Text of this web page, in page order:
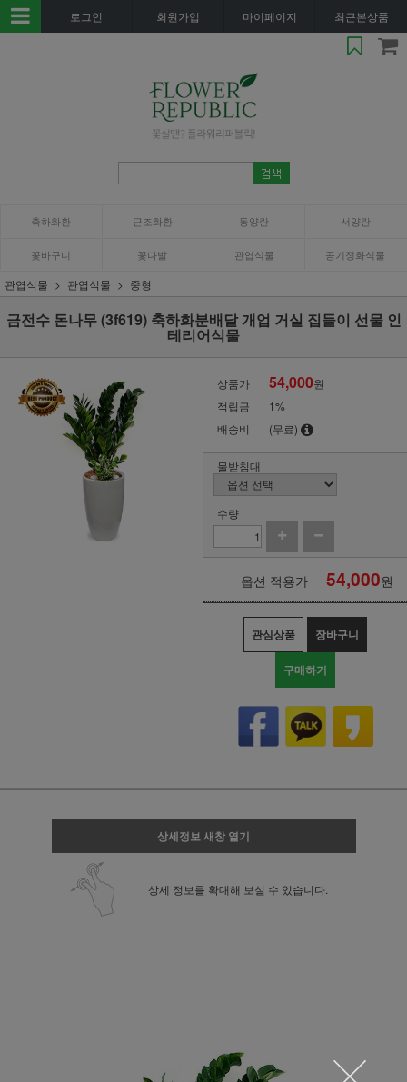
로그인 회원가입 마이페이지 최근본상품
축하화환 근조화환 동양란 서양란
꽃바구니 꽃다발 관엽식물 공기정화식물
관엽식물 관엽식물 중형
금전수 돈나무 (3f619) 축하화분배달 개업 거실 집들이 선물 인
테리어식물
상품가 54,000원
적립금
1%
배송비
(무료)
물받침대
수량
옵션 적용가 54,000원
관심상품 장바구니
구매하기
상세정보 새창 열기
상세 정보를 확대해 보실 수 있습니다.